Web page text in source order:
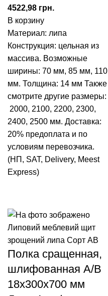
грн.
В корзину
Материал: липа
Конструкция: цельная из
массива. Возможные
ширины: 70 мм, 85 мм, 110
мм. Толщина: 14 мм Также
смотрите другие размеры:
2000, 2100, 2200, 2300,
2400, 2500 мм. Доставка:
20% предоплата и по
условиям перевозчика.
(НП, SAT, Delivery, Meest
Express)
Полка сращенная,
шлифованная А/В
18х300х700 мм